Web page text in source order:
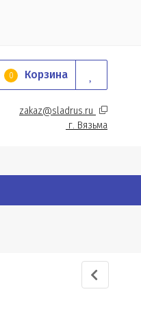
0 Корзина
zakaz@sladrus.ru
г. Вязьма